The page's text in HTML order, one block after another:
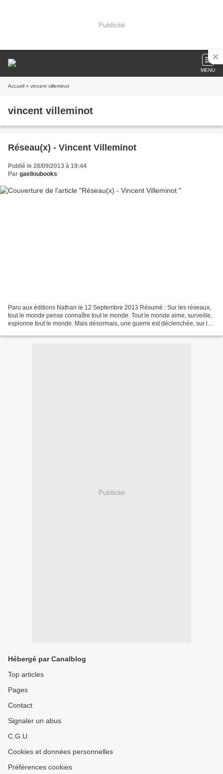
Publicité
MENU
Accueil » vincent villeminot
vincent villeminot
Réseau(x) - Vincent Villeminot
Publié le 28/09/2013 à 19:44
Par gaelloubooks
Paru aux éditions Nathan le 12 Septembre 2013 Résumé : Sur les réseaux,
tout le monde pense connaître tout le monde. Tout le monde aime, surveille,
espionne tout le monde. Mais désormais, une guerre est déclenchée, sur le
Publicité
Hébergé par Canalblog
Top articles
Pages
Contact
Signaler un abus
C.G.U.
Cookies et données personnelles
Préférences cookies